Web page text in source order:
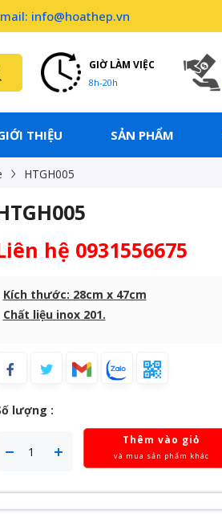
info@hoathep.vn
GIỜ LÀM VIỆC
8h-20h
THIỆU SẢN PHẨM
HTGH005
hệ 0931556675
Kích thước: 28cm x 47cm
Chất liệu inox 201.
lượng :
Thêm vào giỏ
và mua sản phẩm khác